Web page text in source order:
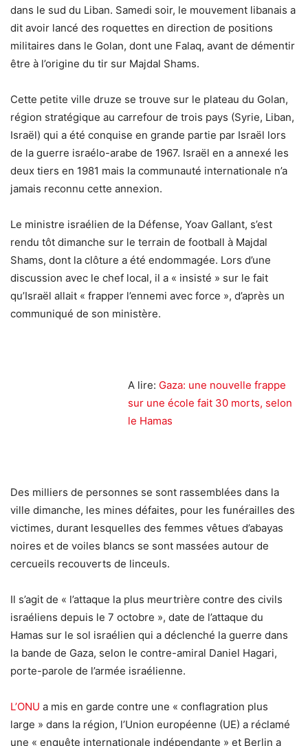
dans le sud du Liban. Samedi soir, le mouvement libanais a
dit avoir lancé des roquettes en direction de positions
militaires dans le Golan, dont une Falaq, avant de démentir
être à l’origine du tir sur Majdal Shams.
Cette petite ville druze se trouve sur le plateau du Golan,
région stratégique au carrefour de trois pays (Syrie, Liban,
Israël) qui a été conquise en grande partie par Israël lors
de la guerre israélo-arabe de 1967. Israël en a annexé les
deux tiers en 1981 mais la communauté internationale n’a
jamais reconnu cette annexion.
Le ministre israélien de la Défense, Yoav Gallant, s’est
rendu tôt dimanche sur le terrain de football à Majdal
Shams, dont la clôture a été endommagée. Lors d’une
discussion avec le chef local, il a « insisté » sur le fait
qu’Israël allait « frapper l’ennemi avec force », d’après un
communiqué de son ministère.
A lire: Gaza: une nouvelle frappe
sur une école fait 30 morts, selon
le Hamas
Des milliers de personnes se sont rassemblées dans la
ville dimanche, les mines défaites, pour les funérailles des
victimes, durant lesquelles des femmes vêtues d’abayas
noires et de voiles blancs se sont massées autour de
cercueils recouverts de linceuls.
Il s’agit de « l’attaque la plus meurtrière contre des civils
israéliens depuis le 7 octobre », date de l’attaque du
Hamas sur le sol israélien qui a déclenché la guerre dans
la bande de Gaza, selon le contre-amiral Daniel Hagari,
porte-parole de l’armée israélienne.
L’ONU a mis en garde contre une « conflagration plus
large » dans la région, l’Union européenne (UE) a réclamé
une « enquête internationale indépendante » et Berlin a